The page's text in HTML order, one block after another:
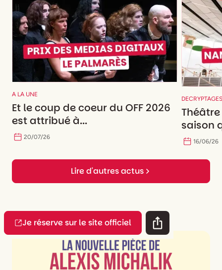
A LA UNE
Et le coup de coeur du OFF 2026
est attribué à...
20/07/26
saison
16/06/26
Lire d'autres actus
Je réserve sur le site officiel